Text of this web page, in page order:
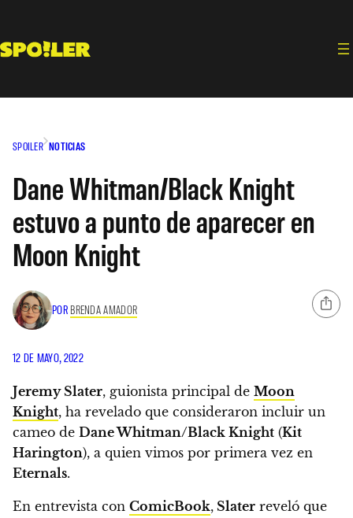
contenido
SPOILER NOTICIAS
Dane Whitman/Black Knight
estuvo a punto de aparecer en
Moon Knight
POR BRENDA AMADOR
12 DE MAYO, 2022
Jeremy Slater, guionista principal de Moon
Knight, ha revelado que consideraron incluir un
cameo de Dane Whitman/Black Knight (Kit
Harington), a quien vimos por primera vez en
Eternals.
En entrevista con ComicBook, Slater reveló que